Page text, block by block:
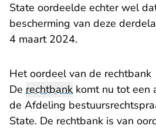
State oordeelde echter wel
bescherming van deze
4 maart 2024.
Het oordeel van de rechtbank
De rechtbank komt nu tot een
de Afdeling
State. De rechtbank is van